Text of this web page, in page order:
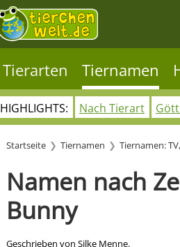
Tierarten Tiernamen
HIGHLIGHTS: Nach Tierart
Startseite Tiernamen Tiernamen:
Namen nach
Bunny
Geschrieben von Silke Menne.